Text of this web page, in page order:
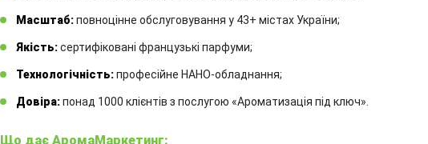
Масштаб:повноцінне обслуговування у 43+ містах України;
Якість:сертифіковані французькі парфуми;
Технологічність:професійне НАНО-обладнання;
Довіра:понад 1000 клієнтів з послугою «Ароматизація під ключ».
Що дає АромаМаркетинг: